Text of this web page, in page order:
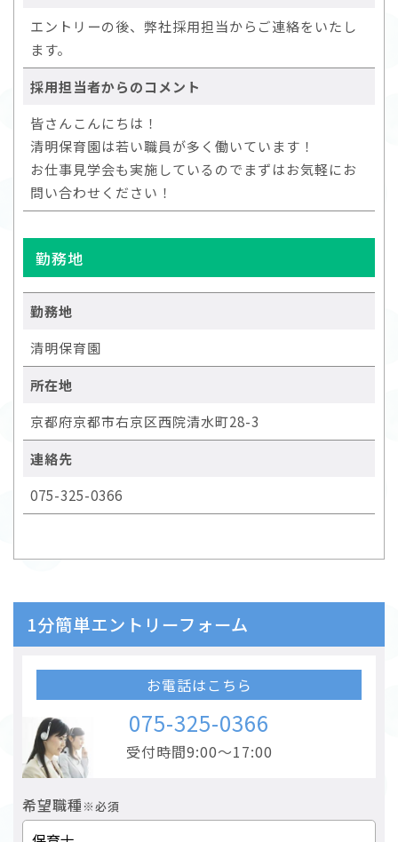
エントリーの後、弊社採用担当からご連絡をいたし
ます。
採用担当者からのコメント
皆さんこんにちは！
清明保育園は若い職員が多く働いています！
お仕事見学会も実施しているのでまずはお気軽にお
問い合わせください！
勤務地
勤務地
清明保育園
所在地
京都府京都市右京区西院清水町28-3
連絡先
075-325-0366
1分簡単エントリーフォーム
お電話はこちら
075-325-0366
受付時間9:00～17:00
希望職種 ※必須